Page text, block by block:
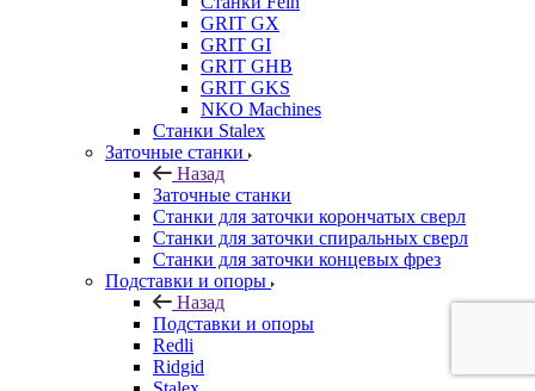
GRIT GX
GRIT GI
GRIT GHB
GRIT GKS
NKO Machines
Станки Stalex
Заточные станки
Назад
Заточные станки
Станки для заточки корончатых сверл
Станки для заточки спиральных сверл
Станки для заточки концевых фрез
Подставки и опоры
Назад
Подставки и опоры
Redli
Ridgid